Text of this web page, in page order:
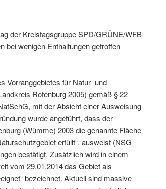
der Kreistagsgruppe SPD/GRÜNE/WFB
bei wenigen Enthaltungen getroffen
Vorranggebietes für Natur- und
Rotenburg 2005) gemäß § 22
mit der Absicht einer Ausweisung
wurde angeführt, dass der
(Wümme) 2003 die genannte Fläche
erfüllt“, ausweist (NSG
bestätigt. Zusätzlich wird in einem
vom 29.01.2014 das Gebiet als
bezeichnet. Aktuell sind massive